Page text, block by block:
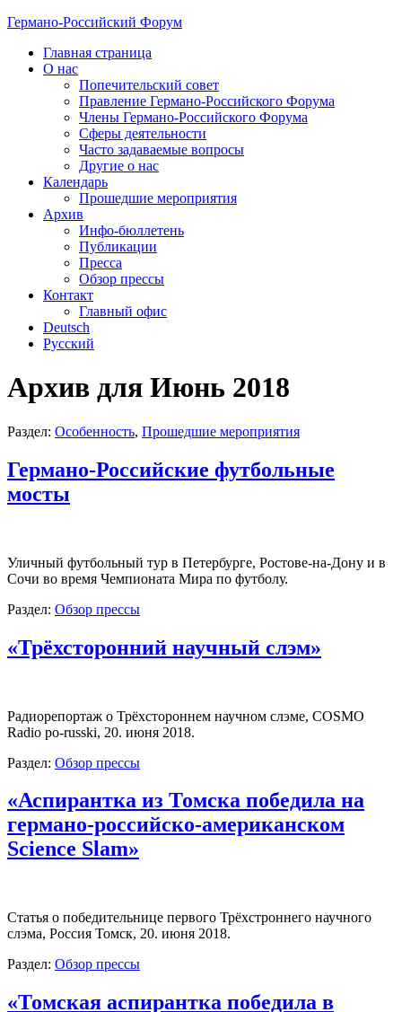
Германо-Российский Форум
Главная страница
О нас
Попечительский совет
Правление Германо-Российского Форума
Члены Германо-Российского Форума
Сферы деятельности
Часто задаваемые вопросы
Другие о нас
Календарь
Прошедшие мероприятия
Архив
Инфо-бюллетень
Публикации
Пресса
Обзор прессы
Контакт
Главный офис
Deutsch
Русский
Архив для Июнь 2018
Раздел: Особенность, Прошедшие мероприятия
Германо-Российские футбольные
мосты
Уличный футбольный тур в Петербурге, Ростове-на-Дону и в
Сочи во время Чемпионата Мира по футболу.
Раздел: Обзор прессы
«Трёхсторонний научный слэм»
Радиорепортаж о Трёхстороннем научном слэме, COSMO
Radio po-russki, 20. июня 2018.
Раздел: Обзор прессы
«Аспирантка из Томска победила на
германо-российско-американском
Science Slam»
Статья о победительнице первого Трёхстроннего научного
слэма, Россия Томск, 20. июня 2018.
Раздел: Обзор прессы
«Томская аспирантка победила в